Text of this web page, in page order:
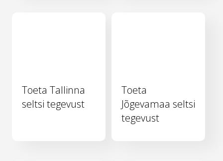
Toeta Tallinna
seltsi tegevust
Toeta
Jõgevamaa seltsi
tegevust